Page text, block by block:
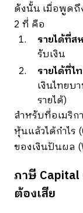
ดังนั้น เมื่อพูดถึ
2 ที่ คือ
รายได้ที่ส
รับเงิน
รายได้ที่ไ
เงินไทยบ
รายได้)
สำหรับที่อเมริก
หุ้นแล้วได้กำไร
ของเงินปันผล
ภาษี Capital
ต้องเสีย